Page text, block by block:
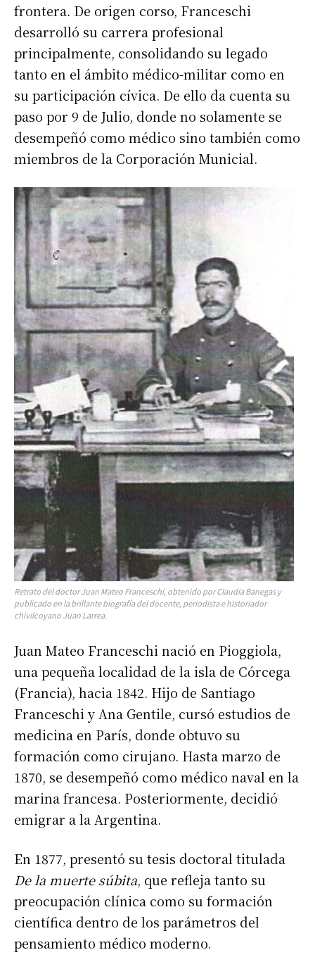
frontera. De origen corso, Franceschi
desarrolló su carrera profesional
principalmente, consolidando su legado
tanto en el ámbito médico-militar como en
su participación cívica. De ello da cuenta su
paso por 9 de Julio, donde no solamente se
desempeñó como médico sino también como
miembros de la Corporación Municial.
Retrato del doctor Juan Mateo Franceschi, obtenido por Claudia Banegas y
publicado en la brillante biografía del docente, periodista e historiador
chivilcoyano Juan Larrea.
Juan Mateo Franceschi nació en Pioggiola,
una pequeña localidad de la isla de Córcega
(Francia), hacia 1842. Hijo de Santiago
Franceschi y Ana Gentile, cursó estudios de
medicina en París, donde obtuvo su
formación como cirujano. Hasta marzo de
1870, se desempeñó como médico naval en la
marina francesa. Posteriormente, decidió
emigrar a la Argentina.
En 1877, presentó su tesis doctoral titulada
De la muerte súbita, que refleja tanto su
preocupación clínica como su formación
científica dentro de los parámetros del
pensamiento médico moderno.